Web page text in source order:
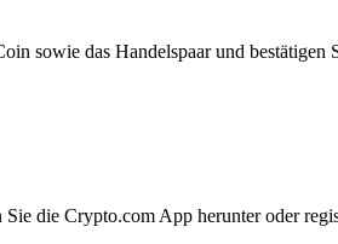
sowie das Handelspaar und bestätigen
die Crypto.com App herunter oder